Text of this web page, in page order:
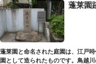
蓬莱園
蓬莱園と命名された庭園は、江戸
園として造られたものです。鳥越